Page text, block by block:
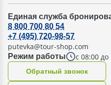
Единая служба
Режим работы с 08:00 до
8 800 700 80 54
+7 (495) 720-98-57
putevka@tour-shop.com
Oбратный звонок